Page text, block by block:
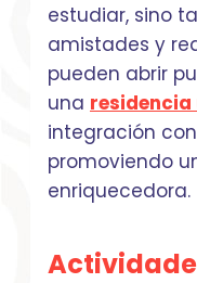
estudiar, sino
amistades y
pueden abrir
una
integración
promoviendo
enriquecedora.